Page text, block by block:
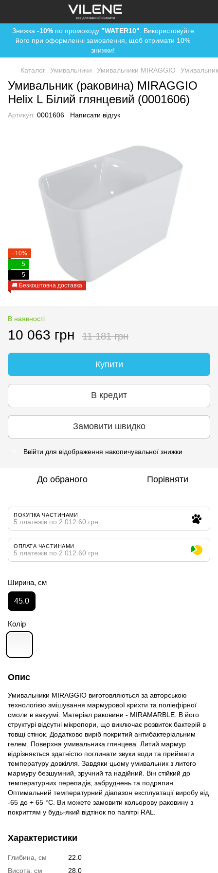
Знижка -10%по промокоду "WATER10" . Використовуйте
його при оформленні замовлення, щоб отримати 10%
знижки!
Каталог Умивальники Умивальники MIRAGGIO
Умивальник (раковина) MIRAGGIO
Helix L Білий глянцевий (0001606)
Артикул: 0001606 Написати відгук
−10%
5
5
🚚 Безкоштовна доставка
В наявності
10 063 грн 11 181 грн
Купити
В кредит
Замовити швидко
Ввійти для відображення накопичувальної знижки
До обраного Порівняти
ПОКУПКА ЧАСТИНАМИ
5 платежів по 2 012.60 грн
ОПЛАТА ЧАСТИНАМИ
5 платежів по 2 012.60 грн
Ширина, см
45.0
Колір
Опис
Умивальники MIRAGGIO виготовляються за авторською
технологією змішування мармурової крихти та поліефірної
смоли в вакуумі. Матеріал раковини - MIRAMARBLE. В його
структурі відсутні мікропори, що виключає розвиток бактерій в
товщі стінок. Додатково виріб покритий антибактеріальним
гелем. Поверхня умивальника глянцева. Литий мармур
відрізняється здатністю поглинати звуки води та приймати
температуру довкілля. Завдяки цьому умивальник з литого
мармуру безшумний, зручний та надійний. Він стійкий до
температурних перепадів, забруднень та подряпин.
Оптимальний температурний діапазон експлуатації виробу від
-65 до + 65 °C. Ви можете замовити кольорову раковину з
покриттям у будь-який відтінок по палітрі RAL.
Характеристики
Глибина, см
22.0
Висота, см
28.0